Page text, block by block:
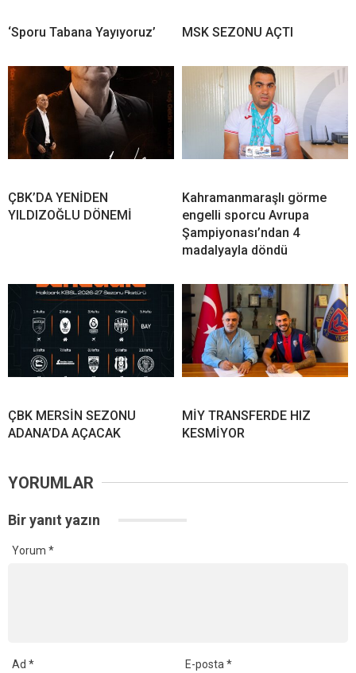
‘Sporu Tabana Yayıyoruz’ MSK SEZONU AÇTI
ÇBK’DA YENİDEN
YILDIZOĞLU DÖNEMİ
Kahramanmaraşlı görme
engelli sporcu Avrupa
Şampiyonası’ndan 4
madalyayla döndü
ÇBK MERSİN SEZONU
ADANA’DA AÇACAK
MİY TRANSFERDE HIZ
KESMİYOR
YORUMLAR
Bir yanıt yazın
Yorum *
Ad * E-posta*